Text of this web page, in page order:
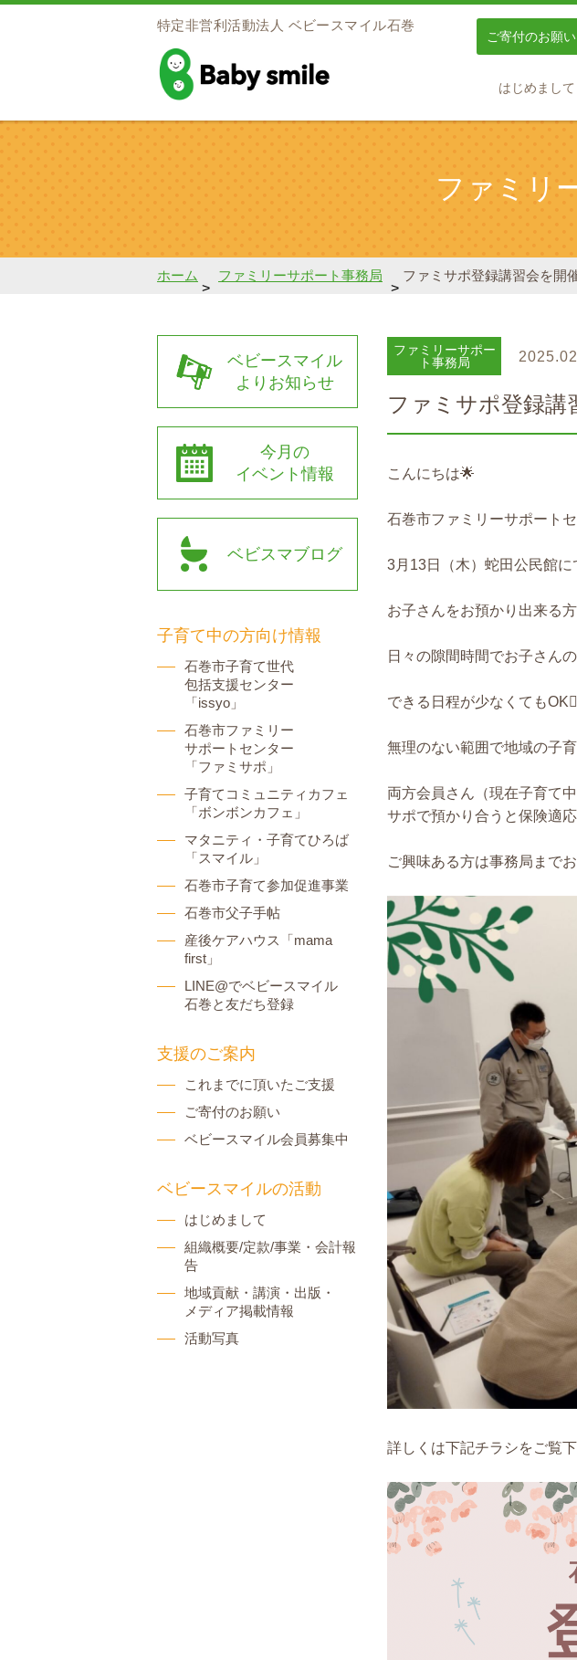
特定非営利活動法人 ベビースマイル石巻
ご寄付のお願い
はじめまして
ファミリ
ホーム
>
ファミリーサポート事務局
>
ファミサポ登録講習会を開
ファミリーサポー
ト事務局
ファミサポ登録講
こんにちは🌟
石巻市ファミリーサポート
3月13日（木）蛇田公民館
お子さんをお預かり出来る
日々の隙間時間でお子さん
できる日程が少なくても
無理のない範囲で地域の子
両方会員さん（現在子育て
サポで預かり合うと保険適
ご興味ある方は事務局まで
詳しくは下記チラシをご覧
ベビースマイル
よりお知らせ
今月の
イベント情報
ベビスマブログ
子育て中の方向け情報
石巻市子育て世代
包括支援センター
「issyo」
石巻市ファミリー
サポートセンター
「ファミサポ」
子育てコミュニティカフェ
「ボンボンカフェ」
マタニティ・子育てひろば
「スマイル」
石巻市子育て参加促進事業
石巻市父子手帖
産後ケアハウス「mama
first」
LINE@でベビースマイル
石巻と友だち登録
支援のご案内
これまでに頂いたご支援
ご寄付のお願い
ベビースマイル会員募集中
ベビースマイルの活動
はじめまして
組織概要/定款/事業・会計報
告
地域貢献・講演・出版・
メディア掲載情報
活動写真